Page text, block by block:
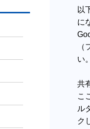
以
に
い
共
こ
ル
ク